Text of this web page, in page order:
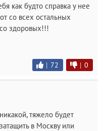
как будто справка у нее
со всех остальных
здоровых!!!
| 72 | 0
тяжело будет
в Москву или